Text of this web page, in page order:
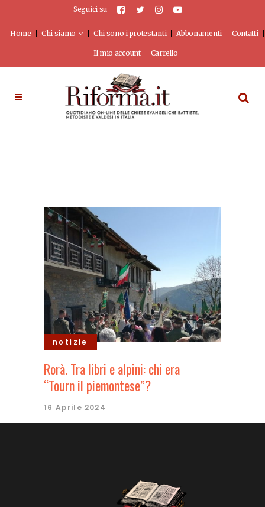
Seguici su
Home Chi siamo Chi sono i protestanti Abbonamenti Contatti
Il mio account Carrello
notizie
Rorà. Tra libri e alpini: chi era
“Tourn il piemontese”?
16 Aprile 2024